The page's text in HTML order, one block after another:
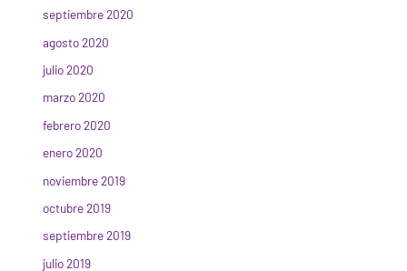
septiembre 2020
agosto 2020
julio 2020
marzo 2020
febrero 2020
enero 2020
noviembre 2019
octubre 2019
septiembre 2019
julio 2019